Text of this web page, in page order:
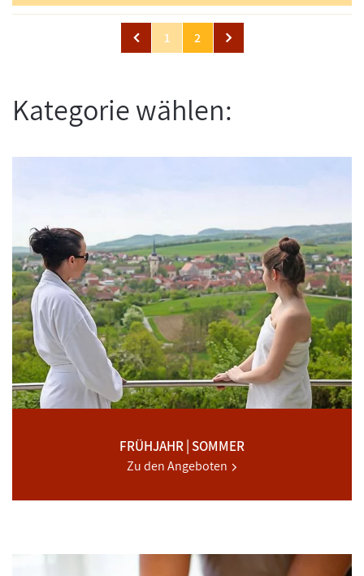
1 2
Kategorie wählen:
FRÜHJAHR | SOMMER
Zu den Angeboten